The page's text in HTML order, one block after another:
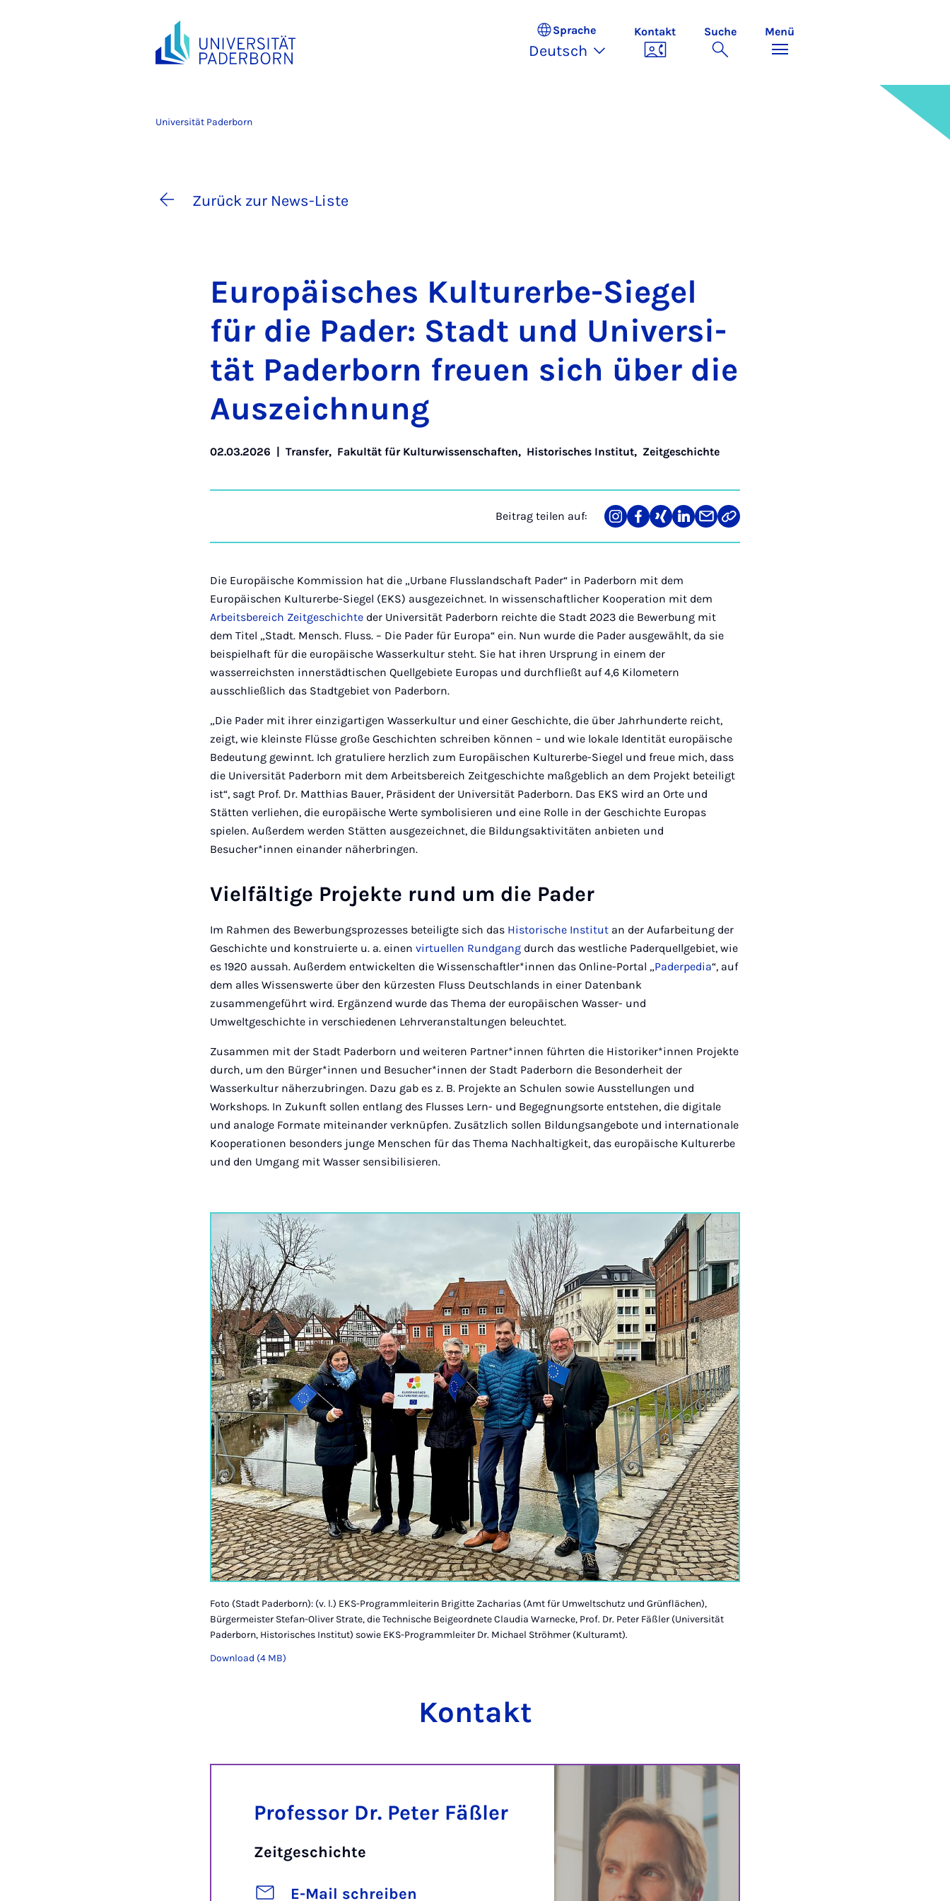
Sprache
Deutsch
Kontakt Suche Menü
Universität Paderborn
Zurück zur News-Liste
Eu­ro­pä­i­sches Kul­tur­er­be-Sie­gel
für die Pa­der: Stadt und Uni­ver­si­
tät Pa­der­born freu­en sich über die
Aus­zeich­nung
02.03.2026 |Transfer, Fakultät für Kulturwissenschaften, Historisches Institut, Zeitgeschichte
Beitrag teilen auf:
Teilen
auf
Teilen
auf
Teilen
auf
Teilen
auf
Teilen
über
Link
kopieren
Die Europäische Kommission hat die „Urbane Flusslandschaft Pader“ in Paderborn mit dem
Europäischen Kulturerbe-Siegel (EKS) ausgezeichnet. In wissenschaftlicher Kooperation mit dem
Arbeitsbereich Zeitgeschichte der Universität Paderborn reichte die Stadt 2023 die Bewerbung mit
dem Titel „Stadt. Mensch. Fluss. – Die Pader für Europa“ ein. Nun wurde die Pader ausgewählt, da sie
beispielhaft für die europäische Wasserkultur steht. Sie hat ihren Ursprung in einem der
wasserreichsten innerstädtischen Quellgebiete Europas und durchfließt auf 4,6 Kilometern
ausschließlich das Stadtgebiet von Paderborn.
„Die Pader mit ihrer einzigartigen Wasserkultur und einer Geschichte, die über Jahrhunderte reicht,
zeigt, wie kleinste Flüsse große Geschichten schreiben können – und wie lokale Identität europäische
Bedeutung gewinnt. Ich gratuliere herzlich zum Europäischen Kulturerbe-Siegel und freue mich, dass
die Universität Paderborn mit dem Arbeitsbereich Zeitgeschichte maßgeblich an dem Projekt beteiligt
ist“, sagt Prof. Dr. Matthias Bauer, Präsident der Universität Paderborn. Das EKS wird an Orte und
Stätten verliehen, die europäische Werte symbolisieren und eine Rolle in der Geschichte Europas
spielen. Außerdem werden Stätten ausgezeichnet, die Bildungsaktivitäten anbieten und
Besucher*innen einander näherbringen.
Vielfältige Projekte rund um die Pader
Im Rahmen des Bewerbungsprozesses beteiligte sich das Historische Institut an der Aufarbeitung der
Geschichte und konstruierte u. a. einenvirtuellen Rundgang durch das westliche Paderquellgebiet, wie
es 1920 aussah. Außerdem entwickelten die Wissenschaftler*innen das Online-Portal „Paderpedia“, auf
dem alles Wissenswerte über den kürzesten Fluss Deutschlands in einer Datenbank
zusammengeführt wird. Ergänzend wurde das Thema der europäischen Wasser- und
Umweltgeschichte in verschiedenen Lehrveranstaltungen beleuchtet.
Zusammen mit der Stadt Paderborn und weiteren Partner*innen führten die Historiker*innen Projekte
durch, um den Bürger*innen und Besucher*innen der Stadt Paderborn die Besonderheit der
Wasserkultur näherzubringen. Dazu gab es z. B. Projekte an Schulen sowie Ausstellungen und
Workshops. In Zukunft sollen entlang des Flusses Lern- und Begegnungsorte entstehen, die digitale
und analoge Formate miteinander verknüpfen. Zusätzlich sollen Bildungsangebote und internationale
Kooperationen besonders junge Menschen für das Thema Nachhaltigkeit, das europäische Kulturerbe
und den Umgang mit Wasser sensibilisieren.
Foto (Stadt Paderborn): (v. l.) EKS-Programmleiterin Brigitte Zacharias (Amt für Umweltschutz und Grünflächen),
Bürgermeister Stefan-Oliver Strate, die Technische Beigeordnete Claudia Warnecke, Prof. Dr. Peter Fäßler (Universität
Paderborn, Historisches Institut) sowie EKS-Programmleiter Dr. Michael Ströhmer (Kulturamt).
Download (4 MB)
Kontakt
Professor Dr. Peter Fäßler
Zeitgeschichte
E-Mail schreiben